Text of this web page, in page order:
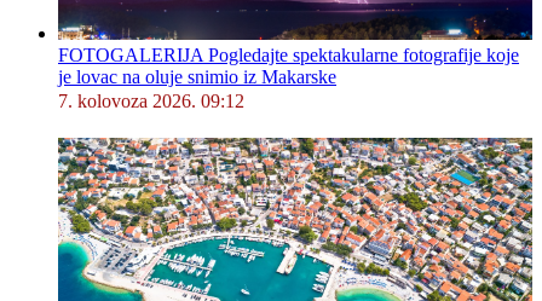
FOTOGALERIJA Pogledajte spektakularne fotografije koje
je lovac na oluje snimio iz Makarske
7. kolovoza 2026. 09:12